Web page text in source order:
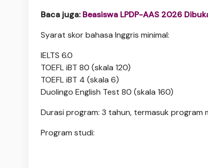
Baca juga:Beasiswa LPDP-AAS 2026
Syarat skor bahasa Inggris minimal:
IELTS 6.0
TOEFL iBT 80 (skala 120)
TOEFL iBT 4 (skala 6)
Duolingo English Test 80 (skala 160)
Durasi program: 3 tahun, termasuk program
Program studi: